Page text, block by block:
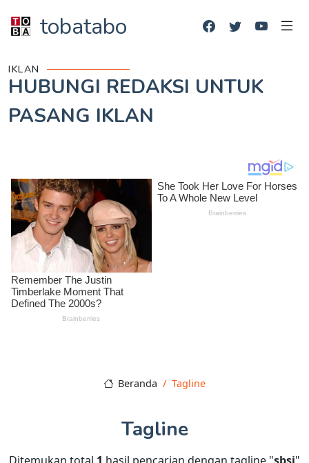
tobatabo
IKLAN
HUBUNGI REDAKSI UNTUK
PASANG IKLAN
Beranda Tagline
Tagline